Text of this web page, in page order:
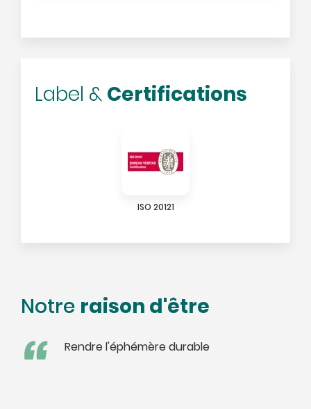
Label &Certifications
ISO 20121
Notreraison d'être
Rendre l'éphémère durable